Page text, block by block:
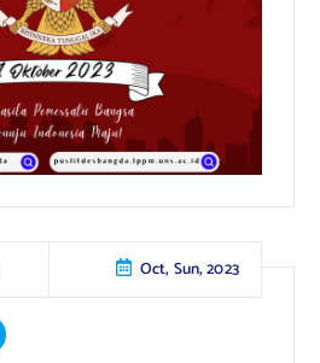
Oct, Sun, 2023